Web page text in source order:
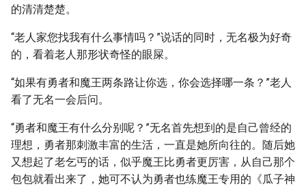
的清清楚楚。
“老人家您找我有什么事情吗？”说话的同时，无名极为好奇
的，看着老人那形状奇怪的眼屎。
“如果有勇者和魔王两条路让你选，你会选择哪一条？”老人
看了无名一会后问。
“勇者和魔王有什么分别呢？”无名首先想到的是自己曾经的
理想，勇者那刺激丰富的生活，一直是她所向往的。随后她
又想起了老乞丐的话，似乎魔王比勇者更厉害，从自己那个
包包就看出来了，她可不认为勇者也练魔王专用的《瓜子神